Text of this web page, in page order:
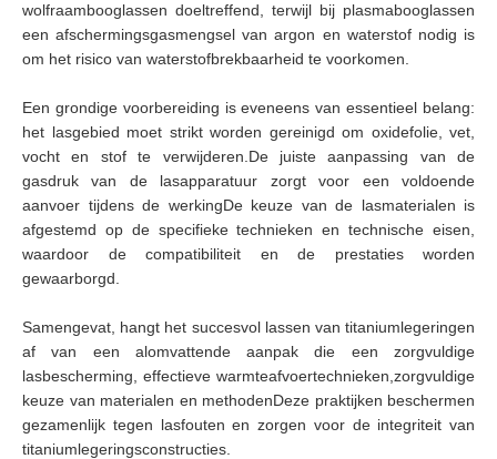
wolfraambooglassen doeltreffend, terwijl bij plasmabooglassen
een afschermingsgasmengsel van argon en waterstof nodig is
om het risico van waterstofbrekbaarheid te voorkomen.
Een grondige voorbereiding is eveneens van essentieel belang:
het lasgebied moet strikt worden gereinigd om oxidefolie, vet,
vocht en stof te verwijderen.De juiste aanpassing van de
gasdruk van de lasapparatuur zorgt voor een voldoende
aanvoer tijdens de werkingDe keuze van de lasmaterialen is
afgestemd op de specifieke technieken en technische eisen,
waardoor de compatibiliteit en de prestaties worden
gewaarborgd.
Samengevat, hangt het succesvol lassen van titaniumlegeringen
af van een alomvattende aanpak die een zorgvuldige
lasbescherming, effectieve warmteafvoertechnieken,zorgvuldige
keuze van materialen en methodenDeze praktijken beschermen
gezamenlijk tegen lasfouten en zorgen voor de integriteit van
titaniumlegeringsconstructies.